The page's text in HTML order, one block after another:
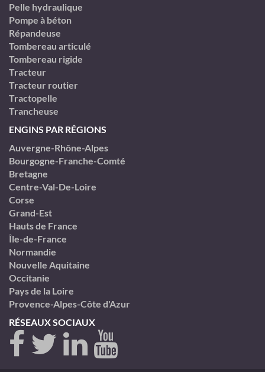
Pelle hydraulique
Pompe à béton
Répandeuse
Tombereau articulé
Tombereau rigide
Tracteur
Tracteur routier
Tractopelle
Trancheuse
ENGINS PAR RÉGIONS
Auvergne-Rhône-Alpes
Bourgogne-Franche-Comté
Bretagne
Centre-Val-De-Loire
Corse
Grand-Est
Hauts de France
Île-de-France
Normandie
Nouvelle Aquitaine
Occitanie
Pays de la Loire
Provence-Alpes-Côte d'Azur
RÉSEAUX SOCIAUX